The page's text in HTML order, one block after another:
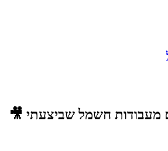
מעבודות חשמל שביצעתי 🎥